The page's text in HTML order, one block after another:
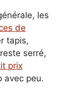
les
de
tapis,
serré,
prix
avec peu.